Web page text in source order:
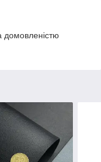
домовленістю